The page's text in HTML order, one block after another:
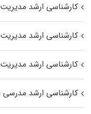
کارشناسی ارشد
کارشناسی ارشد
کارشناسی ارشد
کارشناسی ارشد مدرسی